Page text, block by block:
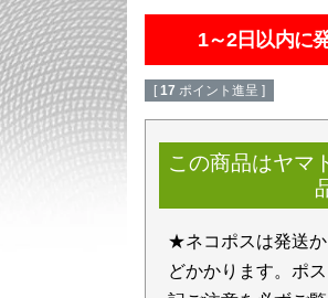
1～2日以内に
[ 17 ポイント進呈 ]
この商品はヤマ
★ネコポスは発送
どかかります。ポ